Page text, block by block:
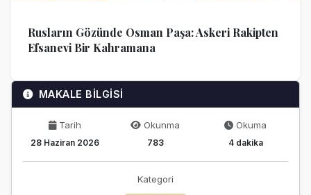
Rusların Gözünde Osman Paşa: Askeri Rakipten
Efsanevi Bir Kahramana
MAKALE BİLGİSİ
Tarih
28 Haziran 2026
Okunma
783
Okuma
4 dakika
Kategori